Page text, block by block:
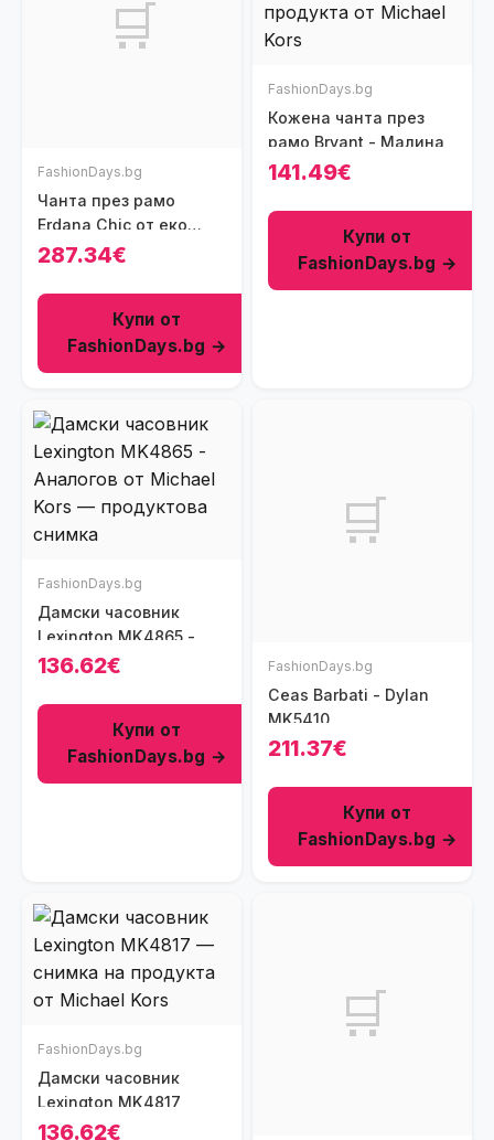
🛒
FashionDays.bg
Чанта през рамо
Erdana Chic от еко
кожа - Черен
287.34€
Купи от
FashionDays.bg →
FashionDays.bg
Кожена чанта през
рамо Bryant - Малина
141.49€
Купи от
FashionDays.bg →
FashionDays.bg
Дамски часовник
Lexington MK4865 -
Аналогов
136.62€
Купи от
FashionDays.bg →
🛒
FashionDays.bg
Ceas Barbati - Dylan
MK5410
211.37€
Купи от
FashionDays.bg →
FashionDays.bg
Дамски часовник
Lexington MK4817
136.62€
🛒